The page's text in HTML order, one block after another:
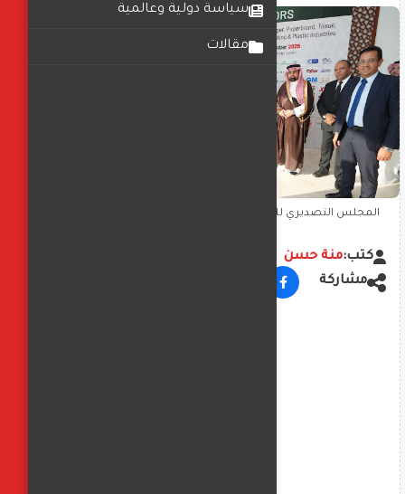
سياسة دولية وعالمية
مقالات
كتب:منة حسن
مشاركة